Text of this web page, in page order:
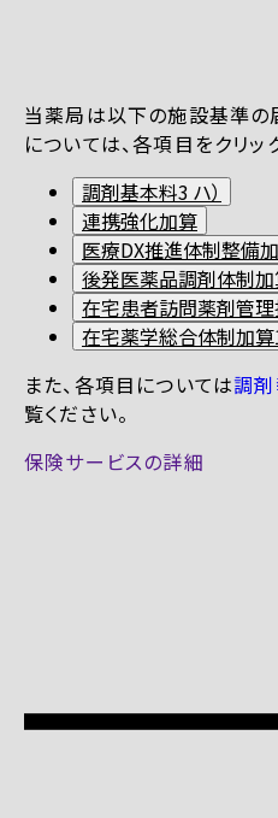
当薬局は以下の施設基準の
については、各項目をクリッ
調剤基本料3 ハ）
連携強化加算
医療DX推進体制整備
後発医薬品調剤体制
在宅患者訪問薬剤管
在宅薬学総合体制加算
また、各項目については調
覧ください。
保険サービスの詳細